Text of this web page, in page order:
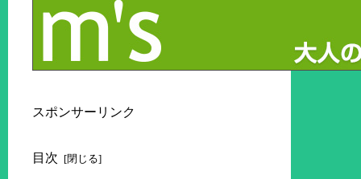
スポンサーリンク
目次